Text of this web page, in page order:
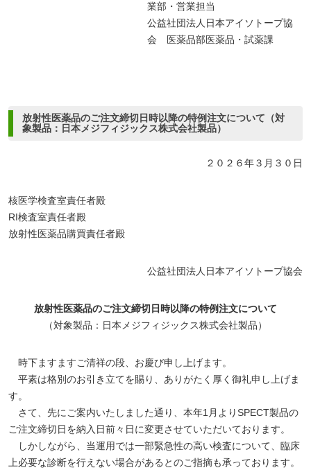
業部・営業担当
公益社団法人日本アイソトープ協
会 医薬品部医薬品・試薬課
放射性医薬品のご注文締切日時以降の特例注文について（対
象製品：日本メジフィジックス株式会社製品）
２０２６年３月３０日
核医学検査室責任者殿
RI検査室責任者殿
放射性医薬品購買責任者殿
公益社団法人日本アイソトープ協会
放射性医薬品のご注文締切日時以降の特例注文について
（対象製品：日本メジフィジックス株式会社製品）
時下ますますご清祥の段、お慶び申し上げます。
平素は格別のお引き立てを賜り、ありがたく厚く御礼申し上げま
す。
さて、先にご案内いたしました通り、本年1月よりSPECT製品の
ご注文締切日を納入日前々日に変更させていただいております。
しかしながら、当運用では一部緊急性の高い検査について、臨床
上必要な診断を行えない場合があるとのご指摘も承っております。